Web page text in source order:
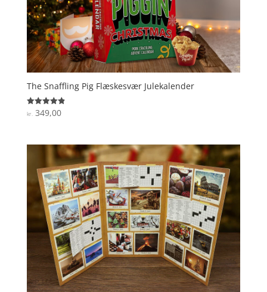
The Snaffling Pig Flæskesvær Julekalender
Vurderet
4.9
kr.349,00